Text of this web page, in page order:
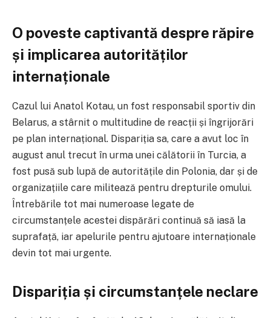
O poveste captivantă despre răpire
și implicarea autorităților
internaționale
Cazul lui Anatol Kotau, un fost responsabil sportiv din
Belarus, a stârnit o multitudine de reacții și îngrijorări
pe plan internațional. Dispariția sa, care a avut loc în
august anul trecut în urma unei călătorii în Turcia, a
fost pusă sub lupă de autoritățile din Polonia, dar și de
organizațiile care militează pentru drepturile omului.
Întrebările tot mai numeroase legate de
circumstanțele acestei dispărări continuă să iasă la
suprafață, iar apelurile pentru ajutoare internaționale
devin tot mai urgente.
Dispariția și circumstanțele neclare